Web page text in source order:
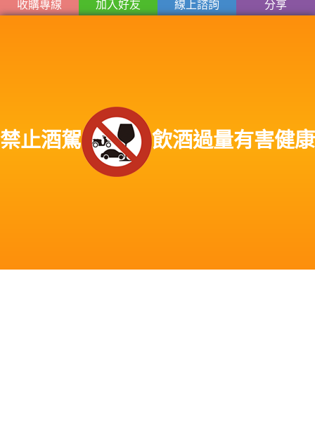
服務範圍：屏東縣屏東市老酒收購、屏東縣三地門鄉老酒收購、屏東縣霧台鄉老
酒收購、屏東縣瑪家鄉老酒收購、屏東縣九如鄉老酒收購、屏東縣里港鄉老酒收
收購、屏東縣琉球鄉老酒收購、屏東縣佳冬鄉老酒收購、屏東新園鄉老酒收購、
屏東縣枋寮鄉老酒收購、屏東縣枋山鄉老酒收購、屏東縣春日鄉老酒收購、屏東
縣獅子鄉老酒收購、屏東縣車城鄉老酒收購、屏東縣牡丹鄉老酒收購、屏東縣恆
春鎮老酒收購、屏東縣滿洲鄉老酒收購
收購專線 加入好友 線上諮詢 分享
禁止酒駕 飲酒過量有害健康